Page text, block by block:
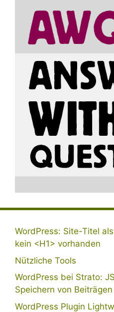
WordPress: Site-Titel
kein <H1> vorhanden
Nützliche Tools
WordPress bei Strato:
Speichern von
WordPress Plugin